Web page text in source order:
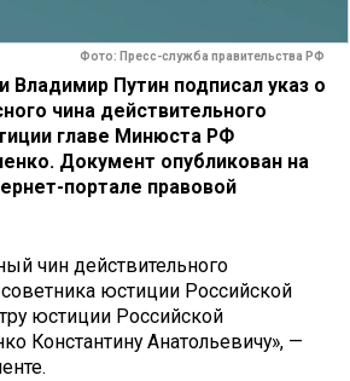
Фото: Пресс-служба правительства РФ
Владимир Путин подписал указ о
чина действительного
главе Минюста РФ
Документ опубликован на
портале правовой
чин действительного
советника юстиции Российской
юстиции Российской
Константину Анатольевичу», —